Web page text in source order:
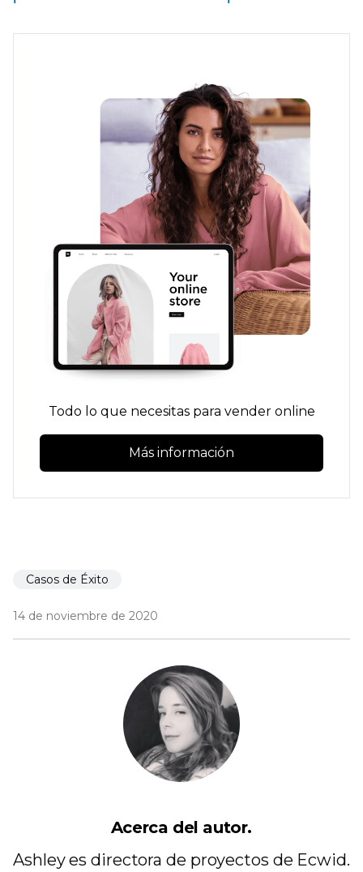
Todo lo que necesitas para vender online
Más información
Casos de Éxito
14 de noviembre de 2020
Acerca del autor.
Ashley es directora de proyectos de Ecwid.